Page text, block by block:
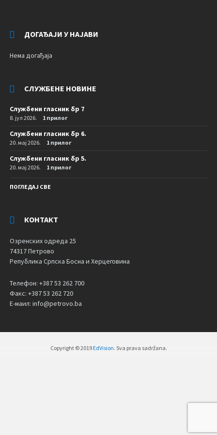
ДОГАЂАЈИ У НАЈАВИ
Нема догађаја
СЛУЖБЕНЕ НОВИНЕ
Службени гласник бр 7
8. јул 2026. 1 прилог
Службени гласник бр 6.
20. мај 2026. 1 прилог
Службени гласник бр 5.
20. мај 2026. 1 прилог
ПОГЛЕДАЈ СВЕ
КОНТАКТ
Озренских одреда 25
74317 Петрово
Република Српска Босна и Херцеговина
Телефон: +387 53 262 700
Факс: +387 53 262 720
Е-маил: info@petrovo.ba
Copyright © 2019 EdVision. Sva prava sadržana.